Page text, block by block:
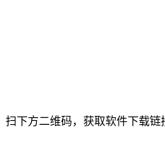
扫下方二维码，获取软件下载链